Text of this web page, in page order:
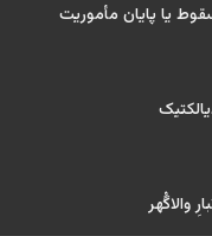
یا پایان مأموریت
والاگُهر